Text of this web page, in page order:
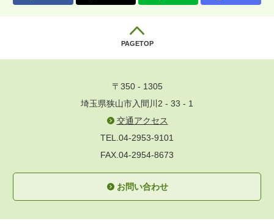
PAGETOP
〒350 - 1305
埼玉県狭山市入間川2 - 33 - 1
交通アクセス
TEL.04-2953-9101
FAX.04-2954-8673
お問い合わせ